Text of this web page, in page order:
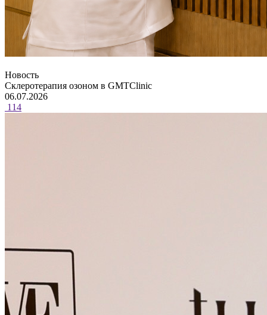
Новость
Склеротерапия озоном в GMTClinic
06.07.2026
114